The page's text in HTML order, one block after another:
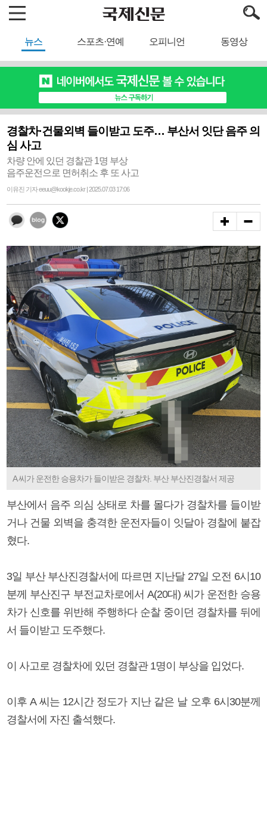
뉴스 스포츠·연예 오피니언 동영상
경찰차·건물외벽 들이받고 도주… 부산서 잇단 음주 의
심 사고
차량 안에 있던 경찰관 1명 부상
음주운전으로 면허취소 후 또 사고
이유진 기자 eeuu@kookje.co.kr | 2025.07.03 17:06
A 씨가 운전한 승용차가 들이받은 경찰차. 부산 부산진경찰서 제공
부산에서 음주 의심 상태로 차를 몰다가 경찰차를 들이받
거나 건물 외벽을 충격한 운전자들이 잇달아 경찰에 붙잡
혔다.
3일 부산 부산진경찰서에 따르면 지난달 27일 오전 6시10
분께 부산진구 부전교차로에서 A(20대) 씨가 운전한 승용
차가 신호를 위반해 주행하다 순찰 중이던 경찰차를 뒤에
서 들이받고 도주했다.
이 사고로 경찰차에 있던 경찰관 1명이 부상을 입었다.
이후 A 씨는 12시간 정도가 지난 같은 날 오후 6시30분께
경찰서에 자진 출석했다.